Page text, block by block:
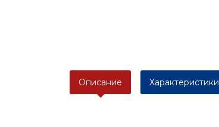
Описание Характеристики